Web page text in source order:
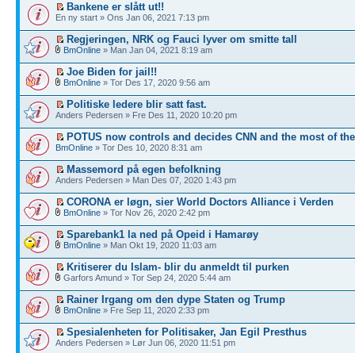
Bankene er slått ut!!
En ny start » Ons Jan 06, 2021 7:13 pm
Regjeringen, NRK og Fauci lyver om smitte tall
BmOnline » Man Jan 04, 2021 8:19 am
Joe Biden for jail!!
BmOnline » Tor Des 17, 2020 9:56 am
Politiske ledere blir satt fast.
Anders Pedersen » Fre Des 11, 2020 10:20 pm
POTUS now controls and decides CNN and the most of
BmOnline » Tor Des 10, 2020 8:31 am
Massemord på egen befolkning
Anders Pedersen » Man Des 07, 2020 1:43 pm
CORONA er løgn, sier World Doctors Alliance i Verden
BmOnline » Tor Nov 26, 2020 2:42 pm
Sparebank1 la ned på Opeid i Hamarøy
BmOnline » Man Okt 19, 2020 11:03 am
Kritiserer du Islam- blir du anmeldt til purken
Garfors Amund » Tor Sep 24, 2020 5:44 am
Rainer Irgang om den dype Staten og Trump
BmOnline » Fre Sep 11, 2020 2:33 pm
Spesialenheten for Politisaker, Jan Egil Presthus
Anders Pedersen » Lør Jun 06, 2020 11:51 pm